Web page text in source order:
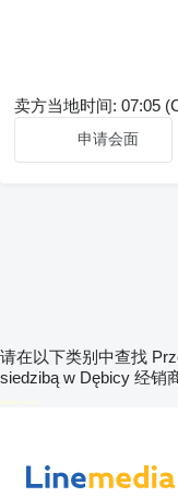
卖方当地时间: 07:05
申请会面
请在以下类别中查找
siedzibą w Dębicy 经销
disallow-in-dsa